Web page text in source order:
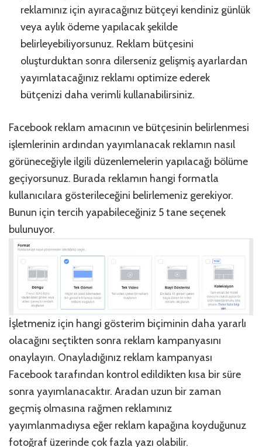
reklamınız için ayıracağınız bütçeyi kendiniz günlük
veya aylık ödeme yapılacak şekilde
belirleyebiliyorsunuz. Reklam bütçesini
oluşturduktan sonra dilerseniz gelişmiş ayarlardan
yayımlatacağınız reklamı optimize ederek
bütçenizi daha verimli kullanabilirsiniz.
Facebook reklam amacının ve bütçesinin belirlenmesi
işlemlerinin ardından yayımlanacak reklamın nasıl
görüneceğiyle ilgili düzenlemelerin yapılacağı bölüme
geçiyorsunuz. Burada reklamın hangi formatla
kullanıcılara gösterileceğini belirlemeniz gerekiyor.
Bunun için tercih yapabileceğiniz 5 tane seçenek
bulunuyor.
İşletmeniz için hangi gösterim biçiminin daha yararlı
olacağını seçtikten sonra reklam kampanyasını
onaylayın. Onayladığınız reklam kampanyası
Facebook tarafından kontrol edildikten kısa bir süre
sonra yayımlanacaktır. Aradan uzun bir zaman
geçmiş olmasına rağmen reklamınız
yayımlanmadıysa eğer reklam kapağına koyduğunuz
fotoğraf üzerinde çok fazla yazı olabilir.